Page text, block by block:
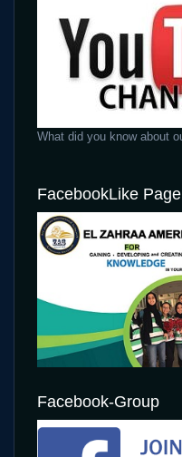
What did you know about
FacebookLike Page
Facebook-Group